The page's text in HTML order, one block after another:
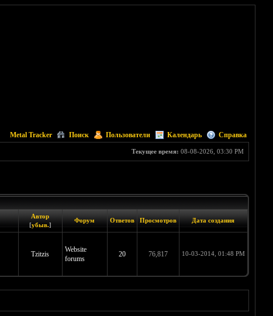
Metal Tracker Поиск Пользователи Календарь Справка
Текущее время: 08-08-2026, 03:30 PM
Автор
[убыв.]
Форум Ответов Просмотров Дата создания
Tzitzis
Website
forums
20 76,817 10-03-2014, 01:48 PM